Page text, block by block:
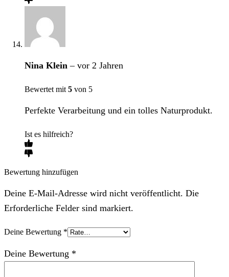
Nina Klein– vor 2 Jahren
Bewertet mit 5 von 5
Perfekte Verarbeitung und ein tolles Naturprodukt.
Ist es hilfreich?
Bewertung hinzufügen
Deine E-Mail-Adresse wird nicht veröffentlicht. Die
Erforderliche Felder sind markiert.
Deine Bewertung *
Deine Bewertung *